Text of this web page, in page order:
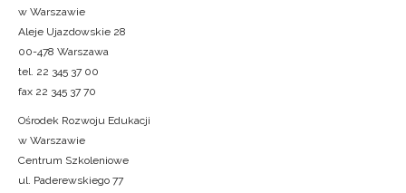
w Warszawie
Aleje Ujazdowskie 28
00-478 Warszawa
tel. 22 345 37 00
fax 22 345 37 70
Ośrodek Rozwoju Edukacji
w Warszawie
Centrum Szkoleniowe
ul. Paderewskiego 77